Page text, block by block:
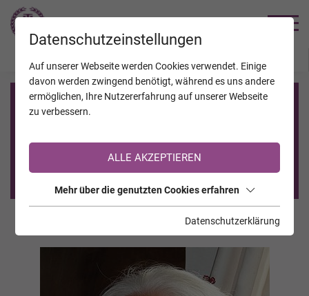
Registrierung auf TrauerHilfe.it
Sie sind noch nicht auf TrauerHilfe.it registriert?
>> zur kostenlosen Registrierung <<
Datenschutzeinstellungen
Auf unserer Webseite werden Cookies verwendet. Einige
davon werden zwingend benötigt, während es uns andere
ermöglichen, Ihre Nutzererfahrung auf unserer Webseite
zu verbessern.
ALLE AKZEPTIEREN
Mehr über die genutzten Cookies erfahren
Datenschutzerklärung
JAHRESTAGE KALENDER VERSTORBENE